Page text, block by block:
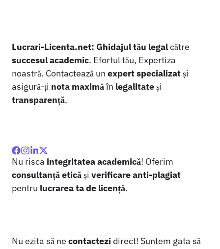
Lucrari-Licenta.net: Ghidajul tău legalcătre
succesul academic. Efortul tău, Expertiza
noastră. Contactează un expert specializatși
asigură-ți nota maximăîn legalitateși
transparență.
Nu risca integritatea academică! Oferim
consultanță eticăși verificare anti-plagiat
pentru lucrarea ta de licență.
Nu ezita să ne contactezi direct! Suntem gata să